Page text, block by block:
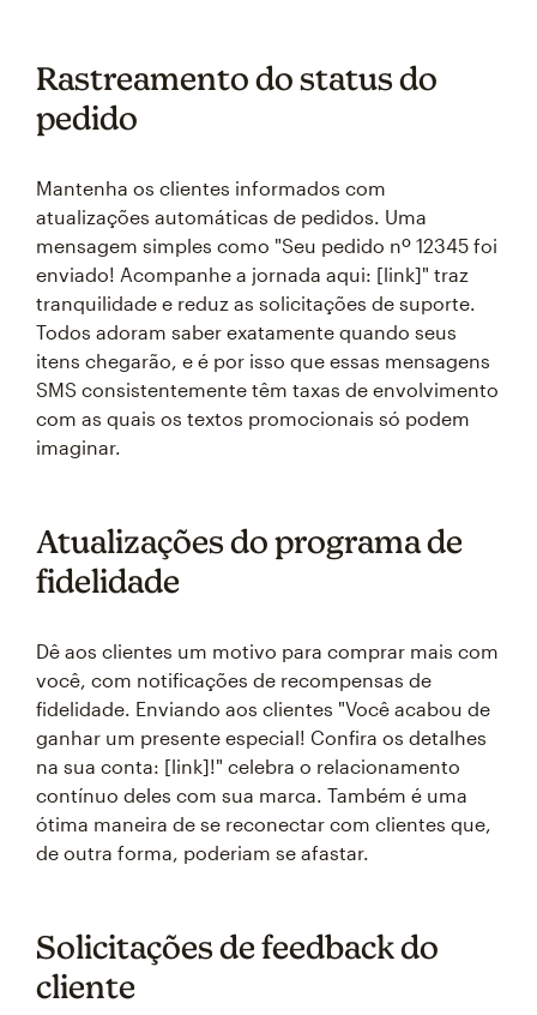
Rastreamento do status do
pedido
Mantenha os clientes informados com
atualizações automáticas de pedidos. Uma
mensagem simples como "Seu pedido nº 12345 foi
enviado! Acompanhe a jornada aqui: [link]" traz
tranquilidade e reduz as solicitações de suporte.
Todos adoram saber exatamente quando seus
itens chegarão, e é por isso que essas mensagens
SMS consistentemente têm taxas de envolvimento
com as quais os textos promocionais só podem
imaginar.
Atualizações do programa de
fidelidade
Dê aos clientes um motivo para comprar mais com
você, com notificações de recompensas de
fidelidade. Enviando aos clientes "Você acabou de
ganhar um presente especial! Confira os detalhes
na sua conta: [link]!" celebra o relacionamento
contínuo deles com sua marca. Também é uma
ótima maneira de se reconectar com clientes que,
de outra forma, poderiam se afastar.
Solicitações de feedback do
cliente